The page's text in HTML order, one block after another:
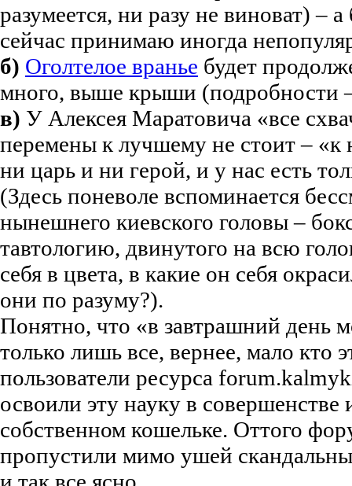
разумеется, ни разу не виноват) –
сейчас принимаю иногда
б) Оголтелое вранье будет
много, выше крыши (подробности
в) У Алексея Маратовича «все
перемены к лучшему не стоит – «к
ни царь и ни герой, и у нас есть
(Здесь поневоле вспоминается
нынешнего киевского головы –
тавтологию, двинутого на всю
себя в цвета, в какие он себя
они по разуму?).
Понятно, что «в завтрашний день
только лишь все, вернее, мало кто
пользователи ресурса
освоили эту науку в совершенстве
собственном кошельке. Оттого
пропустили мимо ушей